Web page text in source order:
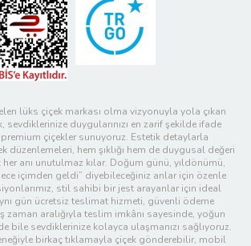
lüks çiçek markası olma vizyonuyla yola çıkan
sevdiklerinize duygularınızı en zarif şekilde ifade
çiçekler sunuyoruz. Estetik detaylarla
düzenlemeleri, hem şıklığı hem de duygusal değeri
her anı unutulmaz kılar. Doğum günü, yıldönümü,
içimden geldi” diyebileceğiniz anlar için özenle
stil sahibi bir jest arayanlar için ideal
gün ücretsiz teslimat hizmeti, güvenli ödeme
zaman aralığıyla teslim imkânı sayesinde, yoğun
bile sevdiklerinize kolayca ulaşmanızı sağlıyoruz.
birkaç tıklamayla çiçek gönderebilir, mobil